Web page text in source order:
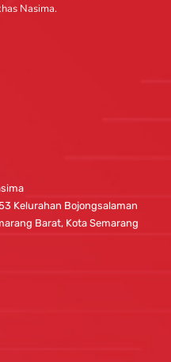
Nasima.
Kelurahan Bojongsalaman
Barat, Kota Semarang